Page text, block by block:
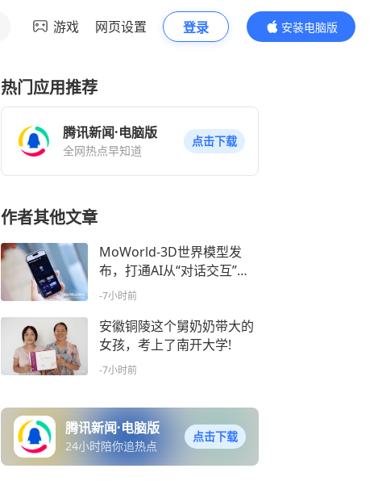
游戏 网页设置 登录
安装电脑版
内容更精彩
热门应用推荐
腾讯新闻·电脑版
全网热点早知道
点击下载
作者其他文章
MoWorld-3D世界模型发
布，打通AI从“对话交互”到
“物理交互”的关键一步
-7小时前
安徽铜陵这个舅奶奶带大的
女孩，考上了南开大学!
-7小时前
腾讯新闻·电脑版
24小时陪你追热点
点击下载